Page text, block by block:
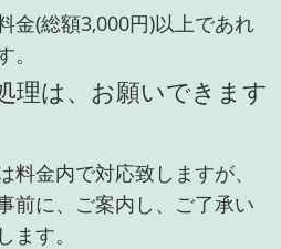
金(総額3,000円)以上であれ
理は、お願いできます
料金内で対応致しますが、
前に、ご案内し、ご了承い
す。